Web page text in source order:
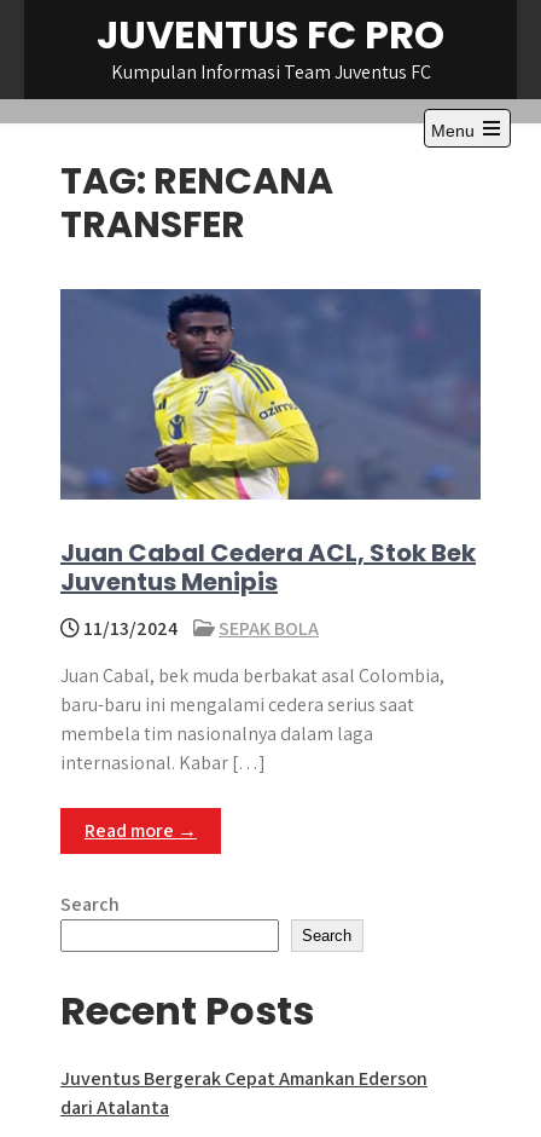
JUVENTUS FC PRO
Kumpulan Informasi Team Juventus FC
Menu
Open
TAG: RENCANA
TRANSFER
Juan Cabal Cedera ACL, Stok Bek
Juventus Menipis
11/13/2024
SEPAK BOLA
Juan Cabal, bek muda berbakat asal Colombia,
baru-baru ini mengalami cedera serius saat
membela tim nasionalnya dalam laga
internasional. Kabar […]
Read more →
Search
Search
Recent Posts
Juventus Bergerak Cepat Amankan Ederson
dari Atalanta